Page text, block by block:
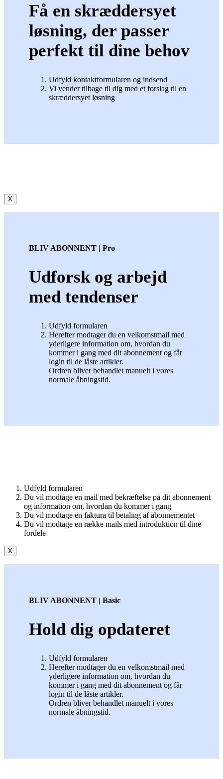
Få en skræddersyet
løsning, der passer
perfekt til dine behov
Udfyld kontaktformularen og indsend
Vi vender tilbage til dig med et forslag til en
skræddersyet løsning
X
BLIV ABONNENT | Pro
Udforsk og arbejd
med tendenser
Udfyld formularen
Herefter modtager du en velkomstmail med
yderligere information om, hvordan du
kommer i gang med dit abonnement og får
login til de låste artikler.
Ordren bliver behandlet manuelt i vores
normale åbningstid.
Udfyld formularen
Du vil modtage en mail med bekræftelse på dit abonnement
og information om, hvordan du kommer i gang
Du vil modtage en faktura til betaling af abonnementet
Du vil modtage en række mails med introduktion til dine
fordele
X
BLIV ABONNENT | Basic
Hold dig opdateret
Udfyld formularen
Herefter modtager du en velkomstmail med
yderligere information om, hvordan du
kommer i gang med dit abonnement og får
login til de låste artikler.
Ordren bliver behandlet manuelt i vores
normale åbningstid.